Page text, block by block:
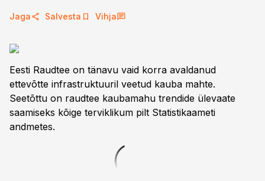
Jaga Salvesta Vihja
Eesti Raudtee on tänavu vaid korra avaldanud
ettevõtte infrastruktuuril veetud kauba mahte.
Seetõttu on raudtee kaubamahu trendide ülevaate
saamiseks kõige terviklikum pilt Statistikaameti
andmetes.